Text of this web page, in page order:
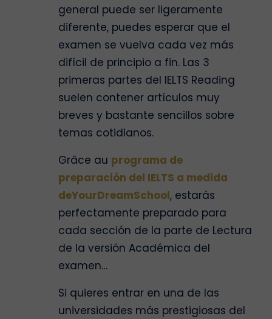
general puede ser ligeramente
diferente, puedes esperar que el
examen se vuelva cada vez más
difícil de principio a fin. Las 3
primeras partes del IELTS Reading
suelen contener artículos muy
breves y bastante sencillos sobre
temas cotidianos.
Grâce au programa de
preparación del IELTS a medida
deYourDreamSchool, estarás
perfectamente preparado para
cada sección de la parte de Lectura
de la versión Académica del
examen…
Si quieres entrar en una de las
universidades más prestigiosas del